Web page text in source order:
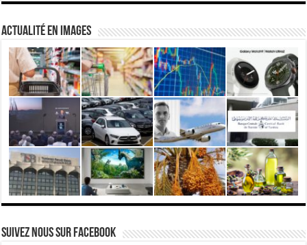
actualité en images
Suivez nous Sur Facebook